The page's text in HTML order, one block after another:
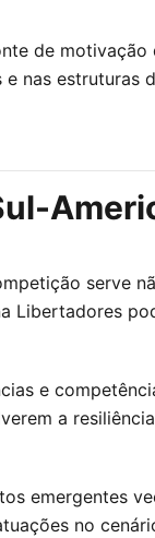
de motivação
nas estruturas
serve
Libertadores
e
a
emergentes
no